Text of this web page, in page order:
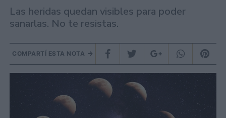
Las heridas quedan visibles para poder
sanarlas. No te resistas.
COMPARTÍ ESTA NOTA